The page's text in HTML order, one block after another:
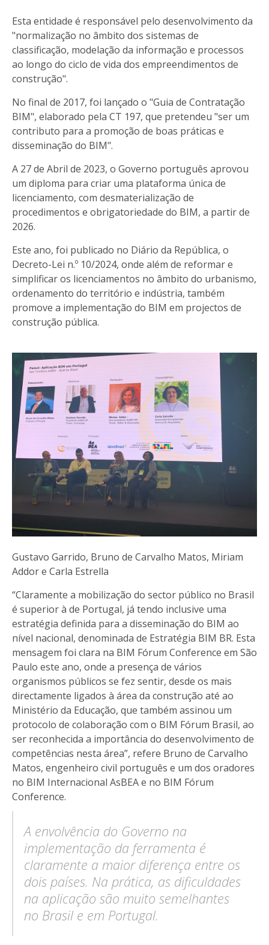
Esta entidade é responsável pelo desenvolvimento da
"normalização no âmbito dos sistemas de
classificação, modelação da informação e processos
ao longo do ciclo de vida dos empreendimentos de
construção".
No final de 2017, foi lançado o "Guia de Contratação
BIM", elaborado pela CT 197, que pretendeu "ser um
contributo para a promoção de boas práticas e
disseminação do BIM".
A 27 de Abril de 2023, o Governo português aprovou
um diploma para criar uma plataforma única de
licenciamento, com desmaterialização de
procedimentos e obrigatoriedade do BIM, a partir de
2026.
Este ano, foi publicado no Diário da República, o
Decreto-Lei n.º 10/2024, onde além de reformar e
simplificar os licenciamentos no âmbito do urbanismo,
ordenamento do território e indústria, também
promove a implementação do BIM em projectos de
construção pública.
Gustavo Garrido, Bruno de Carvalho Matos, Miriam
Addor e Carla Estrella
“Claramente a mobilização do sector público no Brasil
é superior à de Portugal, já tendo inclusive uma
estratégia definida para a disseminação do BIM ao
nível nacional, denominada de Estratégia BIM BR. Esta
mensagem foi clara na BIM Fórum Conference em São
Paulo este ano, onde a presença de vários
organismos públicos se fez sentir, desde os mais
directamente ligados à área da construção até ao
Ministério da Educação, que também assinou um
protocolo de colaboração com o BIM Fórum Brasil, ao
ser reconhecida a importância do desenvolvimento de
competências nesta área”, refere Bruno de Carvalho
Matos, engenheiro civil português e um dos oradores
no BIM Internacional AsBEA e no BIM Fórum
Conference.
A envolvência do Governo na
implementação da ferramenta é
claramente a maior diferença entre os
dois países. Na prática, as dificuldades
na aplicação são muito semelhantes
no Brasil e em Portugal.